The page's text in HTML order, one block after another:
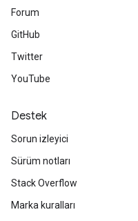
Forum
GitHub
Twitter
YouTube
Destek
Sorun izleyici
Sürüm notları
Stack Overflow
Marka kuralları